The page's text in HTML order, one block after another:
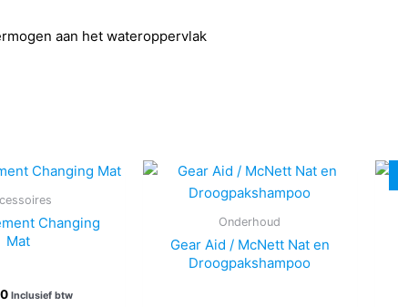
aan het wateroppervlak
Changing
Mat
Inclusief btw
Onderhoud
Gear Aid / McNett Nat en
Droogpakshampoo